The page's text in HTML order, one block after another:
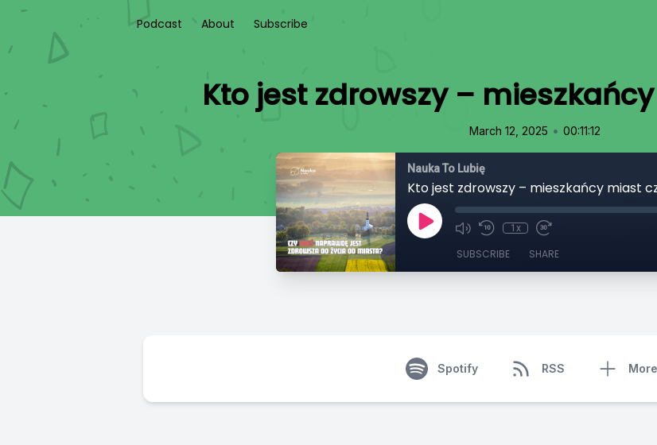
Podcast About Subscribe
Kto jest zdrowszy –
March 12, 2025 • 00:11:12
Nauka To Lubię
Kto jest zdrowszy – mieszkańcy miast
1x
SUBSCRIBE SHARE
Spotify RSS More